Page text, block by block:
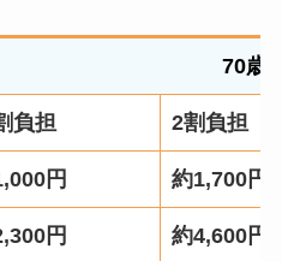
70歳
負担 2割負担
円 約1,700円
円 約4,600円